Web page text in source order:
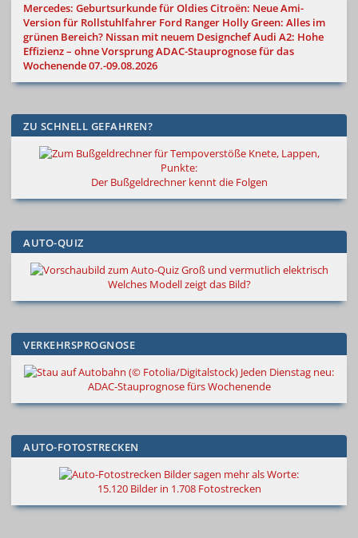
Mercedes: Geburtsurkunde für OldiesCitroën: Neue Ami-
Version für Rollstuhlfahrer Ford Ranger Holly Green: Alles im
grünen Bereich? Nissan mit neuem DesignchefAudi A2: Hohe
Effizienz – ohne VorsprungADAC-Stauprognose für das
Wochenende 07.-09.08.2026
ZU SCHNELL GEFAHREN?
Knete, Lappen,
Punkte:
Der Bußgeldrechner kennt die Folgen
AUTO-QUIZ
Groß und vermutlich elektrisch
Welches Modell zeigt das Bild?
VERKEHRSPROGNOSE
Jeden Dienstag neu:
ADAC-Stauprognose fürs Wochenende
AUTO-FOTOSTRECKEN
Bilder sagen mehr als Worte:
15.120 Bilder in 1.708 Fotostrecken